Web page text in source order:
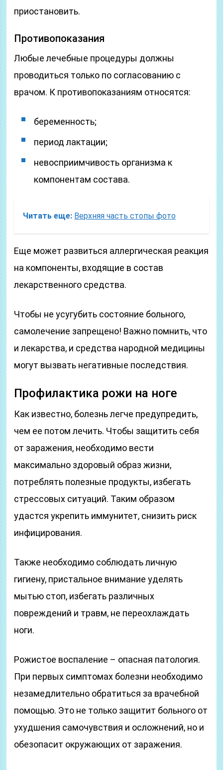
приостановить.
Противопоказания
Любые лечебные процедуры должны
проводиться только по согласованию с
врачом. К противопоказаниям относятся:
беременность;
период лактации;
невосприимчивость организма к
компонентам состава.
Читать еще: Верхняя часть стопы фото
Еще может развиться аллергическая реакция
на компоненты, входящие в состав
лекарственного средства.
Чтобы не усугубить состояние больного,
самолечение запрещено! Важно помнить, что
и лекарства, и средства народной медицины
могут вызвать негативные последствия.
Профилактика рожи на ноге
Как известно, болезнь легче предупредить,
чем ее потом лечить. Чтобы защитить себя
от заражения, необходимо вести
максимально здоровый образ жизни,
потреблять полезные продукты, избегать
стрессовых ситуаций. Таким образом
удастся укрепить иммунитет, снизить риск
инфицирования.
Также необходимо соблюдать личную
гигиену, пристальное внимание уделять
мытью стоп, избегать различных
повреждений и травм, не переохлаждать
ноги.
Рожистое воспаление – опасная патология.
При первых симптомах болезни необходимо
незамедлительно обратиться за врачебной
помощью. Это не только защитит больного от
ухудшения самочувствия и осложнений, но и
обезопасит окружающих от заражения.